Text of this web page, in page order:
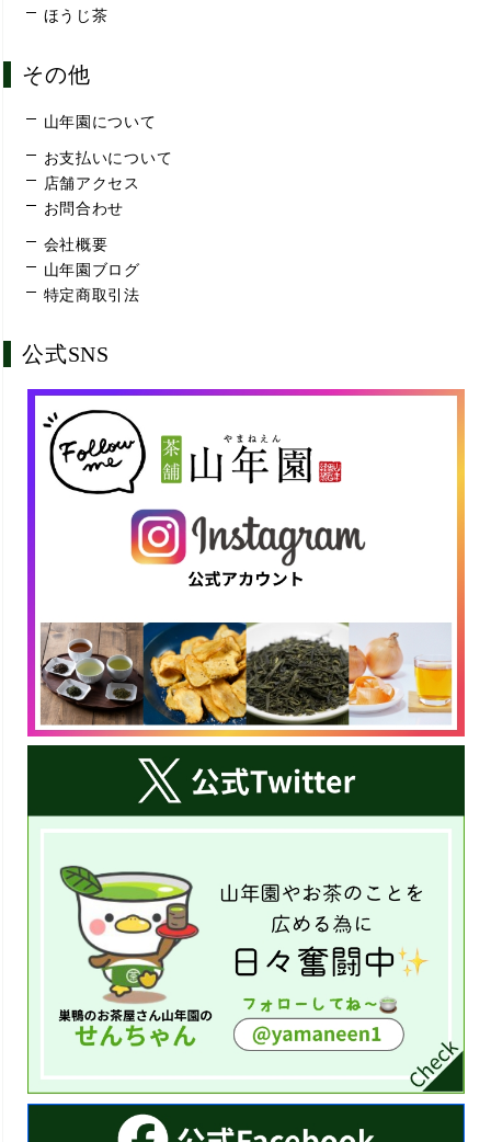
ほうじ茶
その他
山年園について
お支払いについて
店舗アクセス
お問合わせ
会社概要
山年園ブログ
特定商取引法
公式SNS